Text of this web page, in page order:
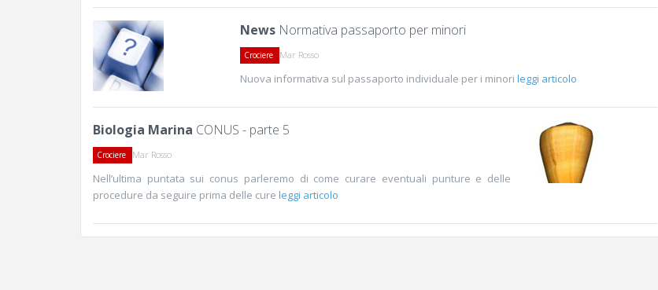
News Normativa passaporto per minori
Crociere Mar Rosso
Nuova informativa sul passaporto individuale per i minori leggi articolo
Biologia Marina CONUS - parte 5
Crociere Mar Rosso
Nell’ultima puntata sui conus parleremo di come curare eventuali punture e delle
procedure da seguire prima delle cure leggi articolo